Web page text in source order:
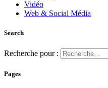
Vidéo
Web & Social Média
Search
Recherche pour :
Pages